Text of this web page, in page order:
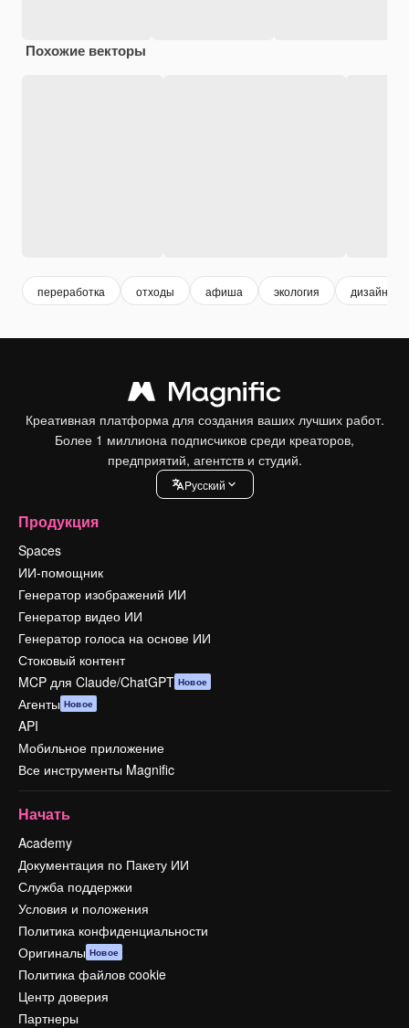
Похожие векторы
переработка отходы афиша экология дизайн
Креативная платформа для создания ваших лучших работ.
Более 1 миллиона подписчиков среди креаторов,
предприятий, агентств и студий.
Pусский
Продукция
Spaces
ИИ-помощник
Генератор изображений ИИ
Генератор видео ИИ
Генератор голоса на основе ИИ
Стоковый контент
MCP для Claude/ChatGPT Новое
Агенты Новое
API
Мобильное приложение
Все инструменты Magnific
Начать
Academy
Документация по Пакету ИИ
Служба поддержки
Условия и положения
Политика конфиденциальности
Оригиналы Новое
Политика файлов cookie
Центр доверия
Партнеры